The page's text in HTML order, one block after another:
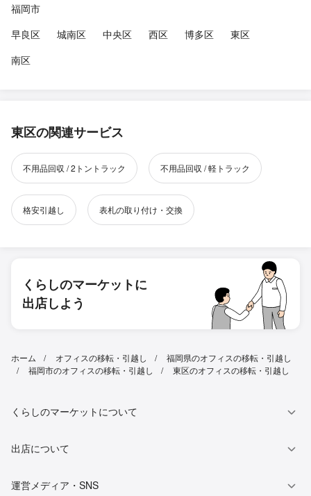
福岡市
早良区
城南区 中央区 西区 博多区
東区
南区
東区の関連サービス
不用品回収 / 2トントラック 不用品回収 / 軽トラック
格安引越し 表札の取り付け・交換
くらしのマーケットに
出店しよう
ホーム オフィスの移転・引越し
福岡県のオフィスの移転・引越し
福岡市のオフィスの移転・引越し
東区のオフィスの移転・引越し
くらしのマーケットについて
出店について
運営メディア・SNS